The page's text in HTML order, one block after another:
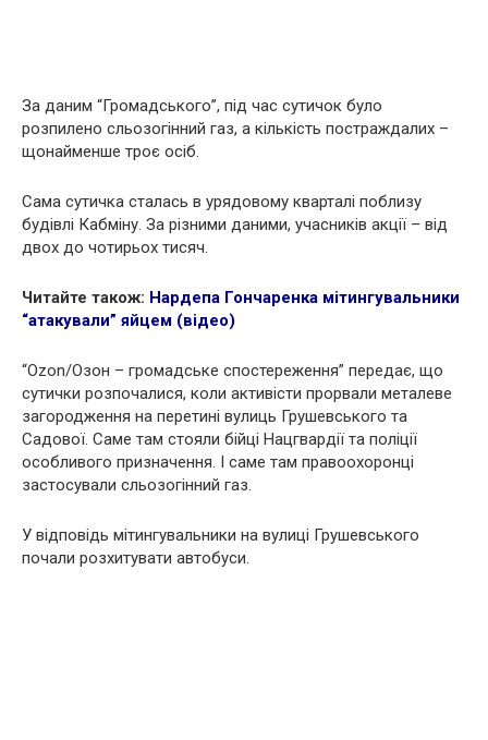
За даним “Громадського”, під час сутичок було
розпилено сльозогінний газ, а кількість постpaждалих –
щонайменше троє осіб.
Сама сутичка сталась в урядовому кварталі поблизу
будівлі Кабміну. За різними даними, учасників акції – від
двох до чотирьох тисяч.
Читайте також: Нардепа Гончаренка мітингувальники
“атакували” яйцем (відео)
“Ozon/Озон – громадське спостереження” передає, що
cyтички розпочалися, коли активісти прорвали металеве
загородження на перетині вулиць Грушевського та
Садової. Саме там стояли бiйці Нацгвардії та поліції
особливого призначення. І саме там правоохоронці
застосували сльозогінний газ.
У відповідь мітингувальники на вулиці Грушевського
почали розхитувати автобуси.